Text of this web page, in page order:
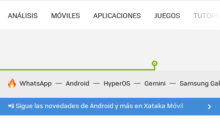
ANÁLISIS MÓVILES APLICACIONES JUEGOS
HOY SE HABLA DE
WhatsApp Android HyperOS Gemini Samsung
📲 Sigue las novedades de Android y más en Xataka Móvil